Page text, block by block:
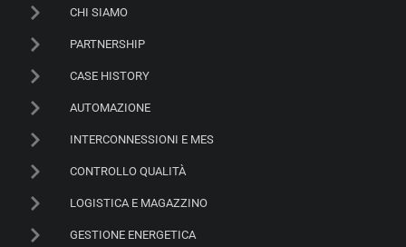
CHI SIAMO
PARTNERSHIP
CASE HISTORY
AUTOMAZIONE
INTERCONNESSIONI E MES
CONTROLLO QUALITÀ
LOGISTICA E MAGAZZINO
GESTIONE ENERGETICA